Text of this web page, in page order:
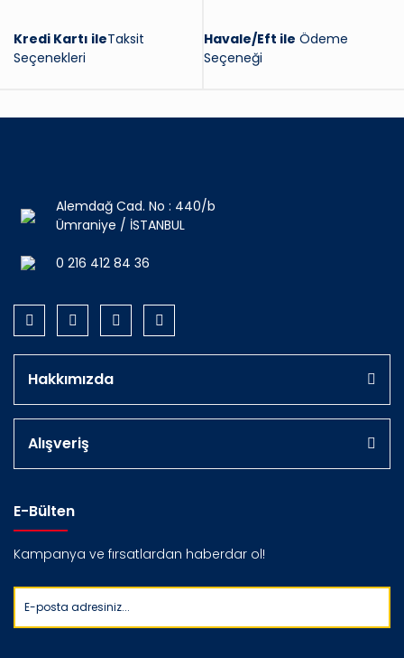
Kredi Kartı ileTaksit
Seçenekleri
Havale/Eft ile Ödeme
Seçeneği
Alemdağ Cad. No : 440/b
Ümraniye / İSTANBUL
0 216 412 84 36
Hakkımızda
Alışveriş
E-Bülten
Kampanya ve fırsatlardan haberdar ol!